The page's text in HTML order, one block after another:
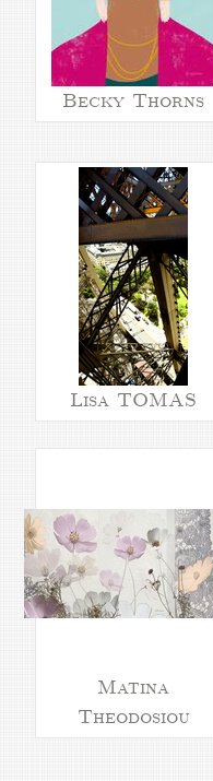
Becky Thorns
Lisa TOMAS
Matina
Theodosiou